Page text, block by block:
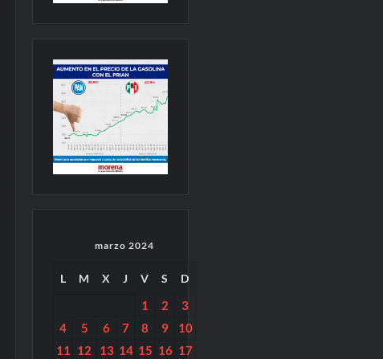
marzo 2024
L M X J V S D
1 2
3
4
5 6 7 8 9
10
11 12 13 14 15 16 17